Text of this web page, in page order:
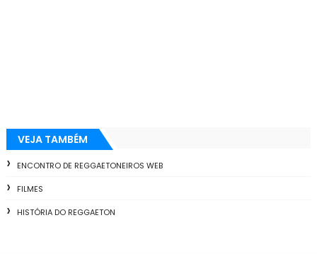
VEJA TAMBÉM
ENCONTRO DE REGGAETONEIROS WEB
FILMES
HISTÓRIA DO REGGAETON